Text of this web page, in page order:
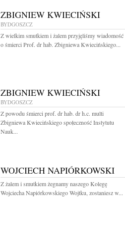
ZBIGNIEW KWIECIŃSKI
BYDGOSZCZ
Z wielkim smutkiem i żalem przyjęliśmy wiadomość
o śmierci Prof. dr hab. Zbigniewa Kwiecińskiego...
ZBIGNIEW KWIECIŃSKI
BYDGOSZCZ
Z powodu śmierci prof. dr hab. dr h.c. multi
Zbigniewa Kwiecińskiego społeczność Instytutu
Nauk...
WOJCIECH NAPIÓRKOWSKI
Z żalem i smutkiem żegnamy naszego Kolegę
Wojciecha Napiórkowskiego Wojtku, zostaniesz w...